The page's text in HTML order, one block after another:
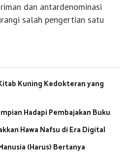
dan antardenominasi
salah pengertian satu
Kuning Kedokteran yang
Hadapi Pembajakan Buku
Hawa Nafsu di Era Digital
(Harus) Bertanya